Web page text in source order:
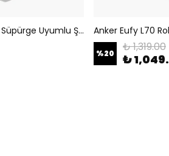
Anker Eufy L70 Robot Süpürge Uyumlu Şarj Ünitesi T2190
%20 ₺ 1,319.00
₺